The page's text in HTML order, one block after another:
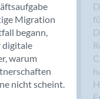
Migration
begann,
digitale
warum
nicht scheint.